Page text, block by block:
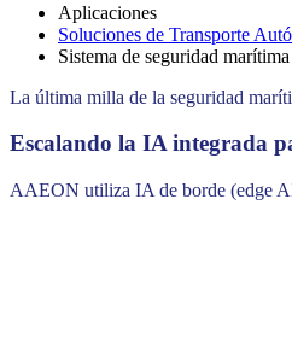
Aplicaciones
Soluciones de Transporte
Sistema de seguridad
La última milla de la seguridad
Escalando la IA integrada
AAEON utiliza IA de borde (edge